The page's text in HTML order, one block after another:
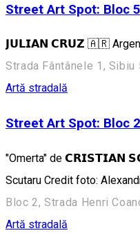
Street Art Spot: Bloc
𝗝𝗨𝗟𝗜𝗔𝗡 𝗖𝗥𝗨𝗭 🇦🇷
Strada Fântânele 1, Sibiu
Artă stradală
Street Art Spot: Bloc
"Omerta" de 𝗖𝗥𝗜𝗦𝗧𝗜𝗔𝗡
Scutaru Credit foto:
Bloc 2, Strada Henri
Artă stradală